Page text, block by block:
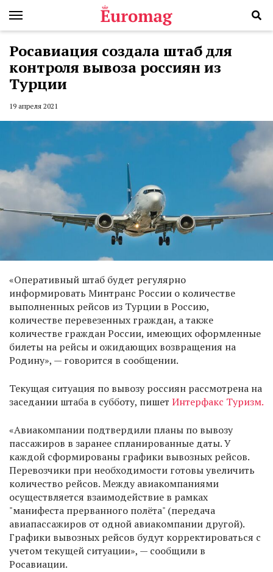
Росавиация создала штаб для
контроля вывоза россиян из
Турции
19 апреля 2021
«Оперативный штаб будет регулярно
информировать Минтранс России о количестве
выполненных рейсов из Турции в Россию,
количестве перевезенных граждан, а также
количестве граждан России, имеющих оформленные
билеты на рейсы и ожидающих возвращения на
Родину», — говорится в сообщении.
Текущая ситуация по вывозу россиян рассмотрена на
заседании штаба в субботу, пишет Интерфакс Туризм.
«Авиакомпании подтвердили планы по вывозу
пассажиров в заранее спланированные даты. У
каждой сформированы графики вывозных рейсов.
Перевозчики при необходимости готовы увеличить
количество рейсов. Между авиакомпаниями
осуществляется взаимодействие в рамках
"манифеста прерванного полёта" (передача
авиапассажиров от одной авиакомпании другой).
Графики вывозных рейсов будут корректироваться с
учетом текущей ситуации», — сообщили в
Росавиации.